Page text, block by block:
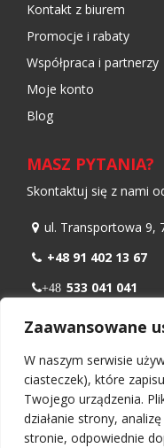
Zaawansowane
W naszym serwisie
ciasteczek), które
Twojego urządzenia.
działanie strony,
stronie, odpowiednie
Kontakt z biurem
Promocje i rabaty
Współpraca i partnerzy
Moje konto
Blog
MASZ PYTANIA?
Skontaktuj się z nami
ul. Transportowa 9,
+48 91 402 13 67
+48 533 041 041
Pn – Pt: 08:00 –
Wszelkie prawa